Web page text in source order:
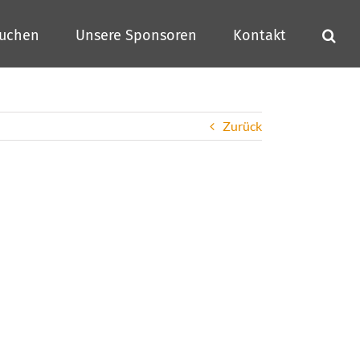
Unsere Sponsoren Kontakt
Zurück